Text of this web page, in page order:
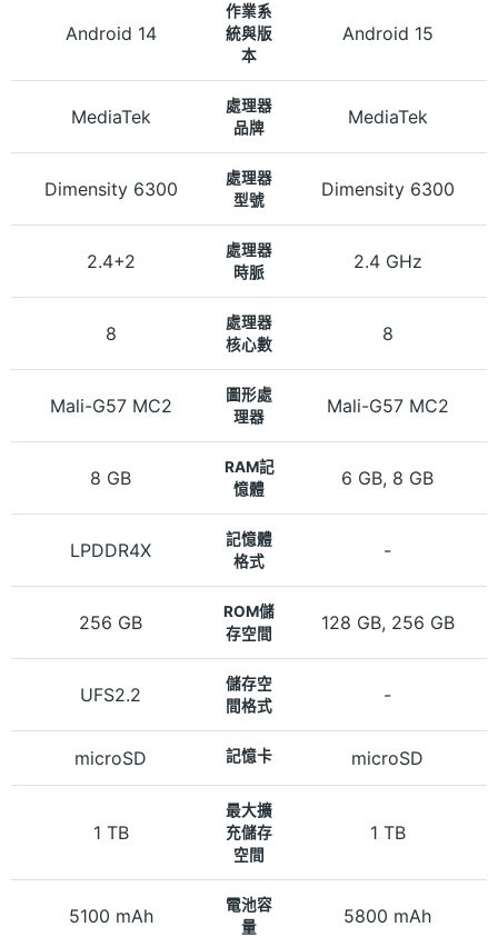
Android 14
作業系
統與版
本
Android 15
MediaTek
處理器
品牌
MediaTek
Dimensity 6300
處理器
型號
Dimensity 6300
2.4+2
處理器
時脈
2.4 GHz
8
處理器
核心數
8
Mali-G57 MC2
圖形處
理器
Mali-G57 MC2
8 GB
RAM記
憶體
6 GB, 8 GB
LPDDR4X
記憶體
格式
-
256 GB
ROM儲
存空間
128 GB, 256 GB
UFS2.2
儲存空
間格式
-
microSD 記憶卡 microSD
1 TB
最大擴
充儲存
空間
1 TB
5100 mAh
電池容
量
5800 mAh